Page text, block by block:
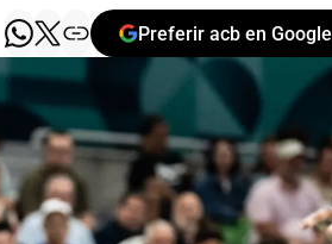
Preferir acb en Google